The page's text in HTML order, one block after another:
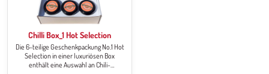
Chilli Box_1 Hot Selection
Die 6-teilige Geschenkpackung No.1 Hot
Selection in einer luxuriösen Box
enthält eine Auswahl an Chili-